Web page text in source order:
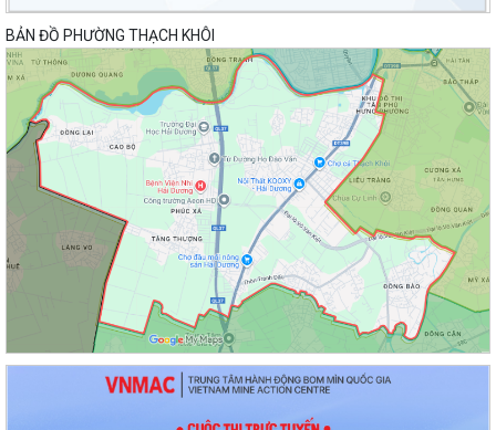
BẢN ĐỒ PHƯỜNG THẠCH KHÔI
Lan toả đạo lý "Uống nước nhớ nguồn" tại Trung tâm Phục vụ hành
chính công phường Thạch Khôi: Hướng...
Nâng cao kỹ năng sử dụng Internet, mạng xã hội an toàn cho trẻ em,
học sinh trên địa bàn thành phố
Hội nghị Ban Thường vụ Đảng ủy phường lần thứ 35
Sôi nổi ngày hội hiến máu "Thạch Khôi - ngàn trái tim hồng" năm 2026
Kế hoạch Giám sát và xử lý dịch, ổ dịch trên địa bàn phường Thạch